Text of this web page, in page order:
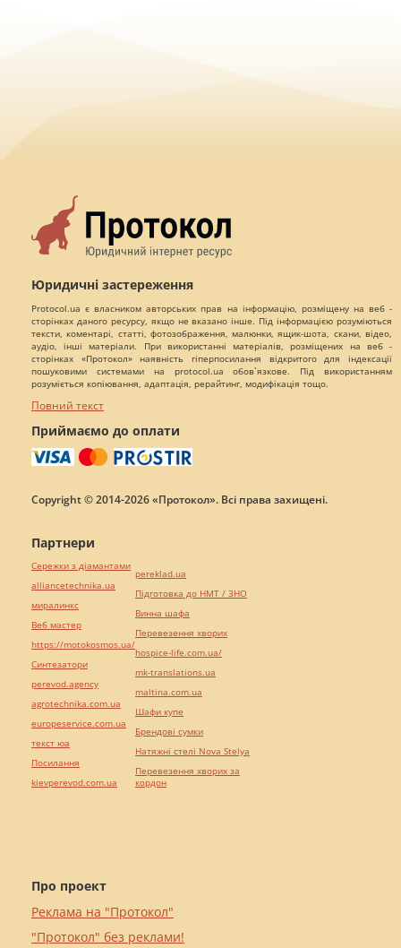
Юридичні застереження
Protocol.ua є власником авторських прав на інформацію, розміщену на веб -
сторінках даного ресурсу, якщо не вказано інше. Під інформацією розуміються
тексти, коментарі, статті, фотозображення, малюнки, ящик-шота, скани, відео,
аудіо, інші матеріали. При використанні матеріалів, розміщених на веб -
сторінках «Протокол» наявність гіперпосилання відкритого для індексації
пошуковими системами на protocol.ua обов`язкове. Під використанням
розуміється копіювання, адаптація, рерайтинг, модифікація тощо.
Повний текст
Приймаємо до оплати
Copyright © 2014-2026 «Протокол». Всі права захищені.
Про проект
Реклама на "Протокол"
"Протокол" без реклами!
Партнери
Сережки з діамантами
alliancetechnika.ua
миралинкс
Веб мастер
https://motokosmos.ua/
Синтезатори
perevod.agency
agrotechnika.com.ua
europeservice.com.ua
текст юа
Посилання
kievperevod.com.ua
pereklad.ua
Підготовка до НМТ / ЗНО
Винна шафа
Перевезення хворих
hospice-life.com.ua/
mk-translations.ua
maltina.com.ua
Шафи купе
Брендові сумки
Натяжні стелі Nova Stelya
Перевезення хворих за
кордон